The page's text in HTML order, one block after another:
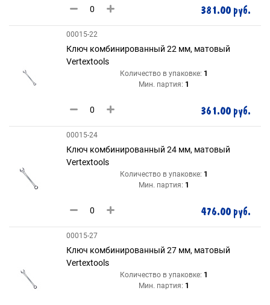
381.00 руб.
00015-22
Ключ комбинированный 22 мм, матовый
Vertextools
Количество в упаковке: 1
Мин. партия: 1
361.00 руб.
00015-24
Ключ комбинированный 24 мм, матовый
Vertextools
Количество в упаковке: 1
Мин. партия: 1
476.00 руб.
00015-27
Ключ комбинированный 27 мм, матовый
Vertextools
Количество в упаковке: 1
Мин. партия: 1